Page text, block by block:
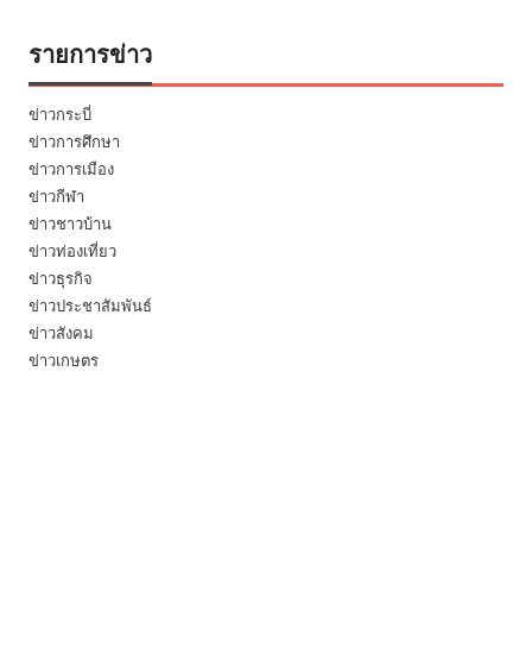
รายการข่าว
ข่าวกระบี่
ข่าวการศึกษา
ข่าวการเมือง
ข่าวกีฬา
ข่าวชาวบ้าน
ข่าวท่องเที่ยว
ข่าวธุรกิจ
ข่าวประชาสัมพันธ์
ข่าวสังคม
ข่าวเกษตร